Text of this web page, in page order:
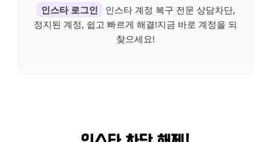
인스타 로그인
인스타 계정 복구 전문 상담차단,
정지된 계정, 쉽고 빠르게 해결!지금 바로 계정을 되
찾으세요!